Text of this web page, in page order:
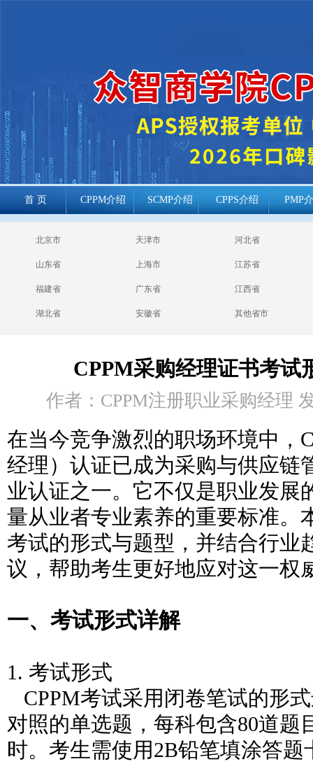
首 页 CPPM介绍 SCMP介绍 CPPS介绍 PMP
cppm报考常见
问题
北京市 天津市 河北省
山东省 上海市 江苏省
福建省 广东省 江西省
湖北省 安徽省 其他省市
CPPM采购经理证书考试
作者：CPPM注册职业采购经理
在当今竞争激烈的职场环境中，
经理）认证已成为采购与供应链
业认证之一。它不仅是职业发展
量从业者专业素养的重要标准。
考试的形式与题型，并结合行业
议，帮助考生更好地应对这一权
一、考试形式详解
1. 考试形式
CPPM考试采用闭卷笔试的形
对照的单选题，每科包含80道题
时。考生需使用2B铅笔填涂答